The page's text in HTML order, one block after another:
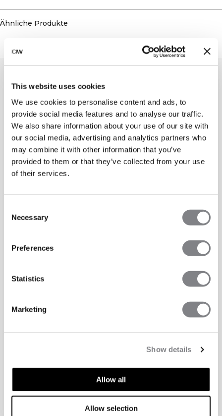
This website uses cookies
We use cookies to personalise content and ads, to
provide social media features and to analyse our traffic.
We also share information about your use of our site with
our social media, advertising and analytics partners who
may combine it with other information that you’ve
provided to them or that they’ve collected from your use
of their services.
Selection
Necessary
Preferences
Statistics
Marketing
Show details
Allow all
Allow selection
Ähnliche Produkte
TECHNISCHE ASPEKTE